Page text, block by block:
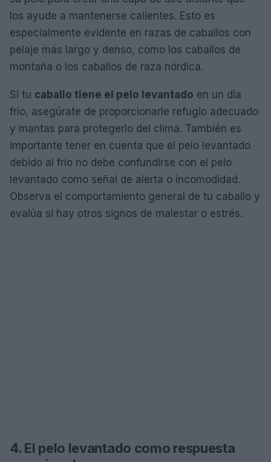
los ayude a mantenerse calientes. Esto es
especialmente evidente en razas de caballos con
pelaje más largo y denso, como los caballos de
montaña o los caballos de raza nórdica.
Si tu caballo tiene el pelo levantado en un día
frío, asegúrate de proporcionarle refugio adecuado
y mantas para protegerlo del clima. También es
importante tener en cuenta que el pelo levantado
debido al frío no debe confundirse con el pelo
levantado como señal de alerta o incomodidad.
Observa el comportamiento general de tu caballo y
evalúa si hay otros signos de malestar o estrés.
4. El pelo levantado como respuesta